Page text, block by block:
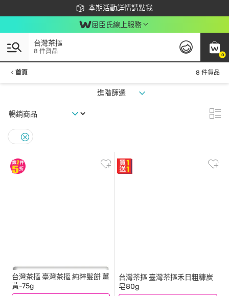
本期活動詳情請點我
下載app最高回饋$350
屈臣氏線上服務
0
台灣茶摳
8 件貨品
首頁 8 件貨品
進階篩選
台灣茶摳 臺灣茶摳 純粹髮餅 薑
黃-75g
台灣茶摳 臺灣茶摳禾日粗糠炭
皂80g